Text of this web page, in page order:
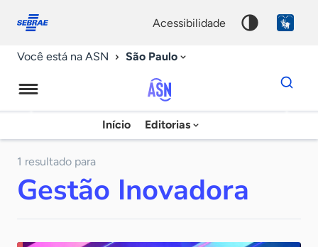
conosco
acessibilidade
Você está na ASN São Paulo
Agência
Sebrae
Notícias
Início Editorias
Dados
para
chave
1 resultado para
Gestão Inovadora